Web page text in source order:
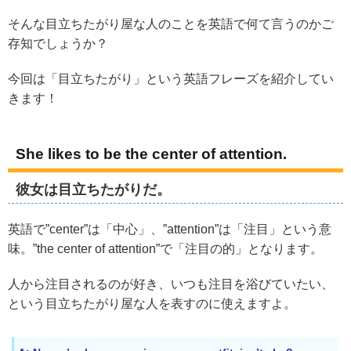
そんな目立ちたがり屋な人のことを英語で何て言うのかご
存知でしょうか？
今回は「目立ちたがり」という英語フレーズを紹介してい
きます！
She likes to be the center of attention.
彼女は目立ちたがりだ。
英語で”center”は「中心」、”attention”は「注目」という意
味。”the center of attention”で「注目の的」となります。
人から注目されるのが好き、いつも注目を浴びていたい、
という目立ちたがり屋な人を表すのに使えますよ。